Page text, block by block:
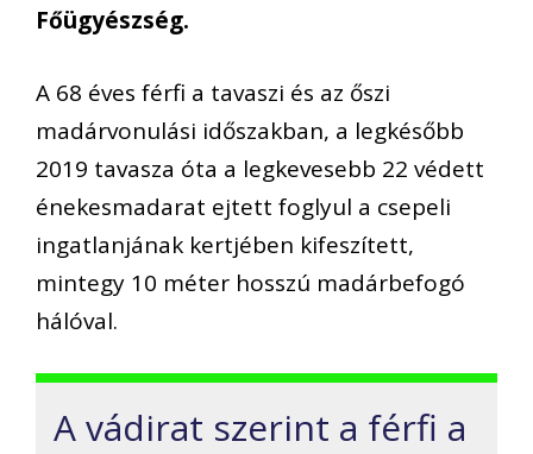
Főügyészség.
A 68 éves férfi a tavaszi és az őszi
madárvonulási időszakban, a legkésőbb
2019 tavasza óta a legkevesebb 22 védett
énekesmadarat ejtett foglyul a csepeli
ingatlanjának kertjében kifeszített,
mintegy 10 méter hosszú madárbefogó
hálóval.
A vádirat szerint a férfi a